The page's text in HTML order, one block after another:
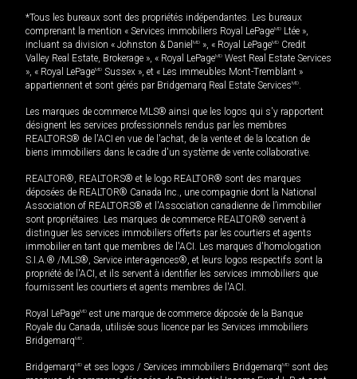
*Tous les bureaux sont des propriétés indépendantes. Les bureaux
comprenant la mention « Services immobiliers Royal LePageMD Ltée »,
incluant sa division « Johnston & Daniel MD », « Royal LePageMD Credit
Valley Real Estate, Brokerage », « Royal LePageMD West Real Estate Services
», « Royal LePageMD Sussex », et « Les immeubles Mont-Tremblant »
appartiennent et sont gérés par Bridgemarq Real Estate ServicesMD.
Les marques de commerce MLS® ainsi que les logos qui s'y rapportent
désignent les services professionnels rendus par les membres
REALTORS® de l'ACI en vue de l'achat, de la vente et de la location de
biens immobiliers dans le cadre d'un système de vente collaborative.
REALTOR®, REALTORS® et le logo REALTOR® sont des marques
déposées de REALTOR® Canada Inc., une compagnie dont la National
Association of REALTORS® et l'Association canadienne de l’immobilier
sont propriétaires. Les marques de commerce REALTOR® servent à
distinguer les services immobiliers offerts par les courtiers et agents
immobilier en tant que membres de l'ACI. Les marques d'homologation
S.I.A.® /MLS®, Service inter-agences®, et leurs logos respectifs sont la
propriété de l'ACI, et ils servent à identifier les services immobiliers que
fournissent les courtiers et agents membres de l'ACI.
Royal LePageMD est une marque de commerce déposée de la Banque
Royale du Canada, utilisée sous licence par les Services immobiliers
BridgemarqMD.
BridgemarqMD et ses logos / Services immobiliers BridgemarqMD sont des